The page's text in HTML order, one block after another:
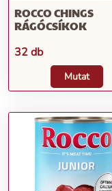
ROCCO CHINGS
RÁGÓCSÍKOK
32 db
Mutat